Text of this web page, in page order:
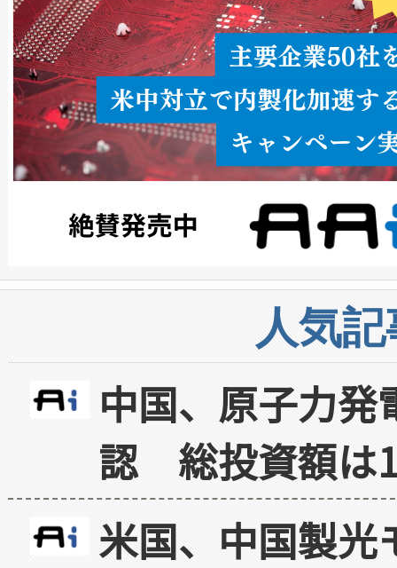
人気
中国、原子力
認 総投資額は
米国、中国製光